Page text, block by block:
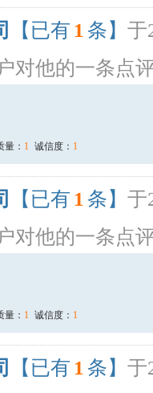
【已有 1 条】 于
对他的一条点
量： 1 诚信度： 1
【已有 1 条】 于
对他的一条点
量： 1 诚信度： 1
【已有 1 条】 于